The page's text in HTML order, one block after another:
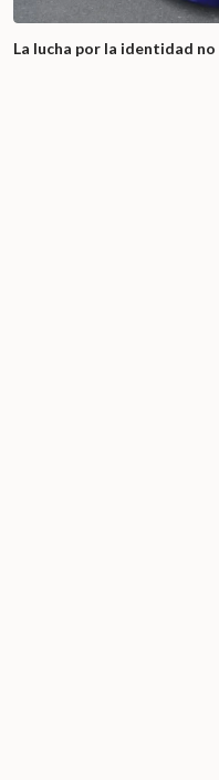
La lucha por la identidad